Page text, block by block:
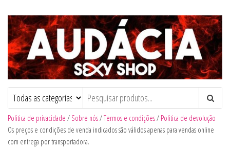
Audacia Sexy Shop
Politica de privacidade / Sobre nós/Termos e condições/ Politica de devolução
Os preços e condições de venda indicados são válidos apenas para vendas online
com entrega por transportadora.